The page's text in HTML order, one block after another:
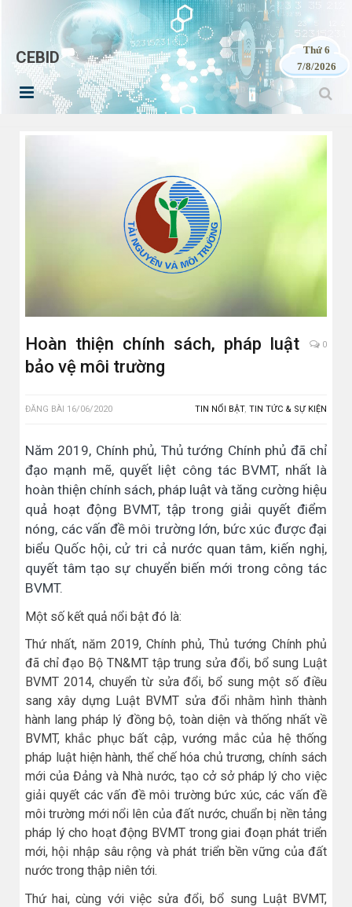
CEBID
Thứ 6
7/8/2026
Hoàn thiện chính sách, pháp luật
bảo vệ môi trường
0
ĐĂNG BÀI 16/06/2020 TIN NỔI BẬT, TIN TỨC & SỰ KIỆN
Năm 2019, Chính phủ, Thủ tướng Chính phủ đã chỉ
đạo mạnh mẽ, quyết liệt công tác BVMT, nhất là
hoàn thiện chính sách, pháp luật và tăng cường hiệu
quả hoạt động BVMT, tập trong giải quyết điểm
nóng, các vấn đề môi trường lớn, bức xúc được đại
biểu Quốc hội, cử tri cả nước quan tâm, kiến nghị,
quyết tâm tạo sự chuyển biến mới trong công tác
BVMT.
Một số kết quả nổi bật đó là:
Thứ nhất, năm 2019, Chính phủ, Thủ tướng Chính phủ
đã chỉ đạo Bộ TN&MT tập trung sửa đổi, bổ sung Luật
BVMT 2014, chuyển từ sửa đổi, bổ sung một số điều
sang xây dựng Luật BVMT sửa đổi nhằm hình thành
hành lang pháp lý đồng bộ, toàn diện và thống nhất về
BVMT, khắc phục bất cập, vướng mắc của hệ thống
pháp luật hiện hành, thể chế hóa chủ trương, chính sách
mới của Đảng và Nhà nước, tạo cở sở pháp lý cho việc
giải quyết các vấn đề môi trường bức xúc, các vấn đề
môi trường mới nổi lên của đất nước, chuẩn bị nền tảng
pháp lý cho hoạt động BVMT trong giai đoạn phát triển
mới, hội nhập sâu rộng và phát triển bền vững của đất
nước trong thập niên tới.
Thứ hai, cùng với việc sửa đổi, bổ sung Luật BVMT,